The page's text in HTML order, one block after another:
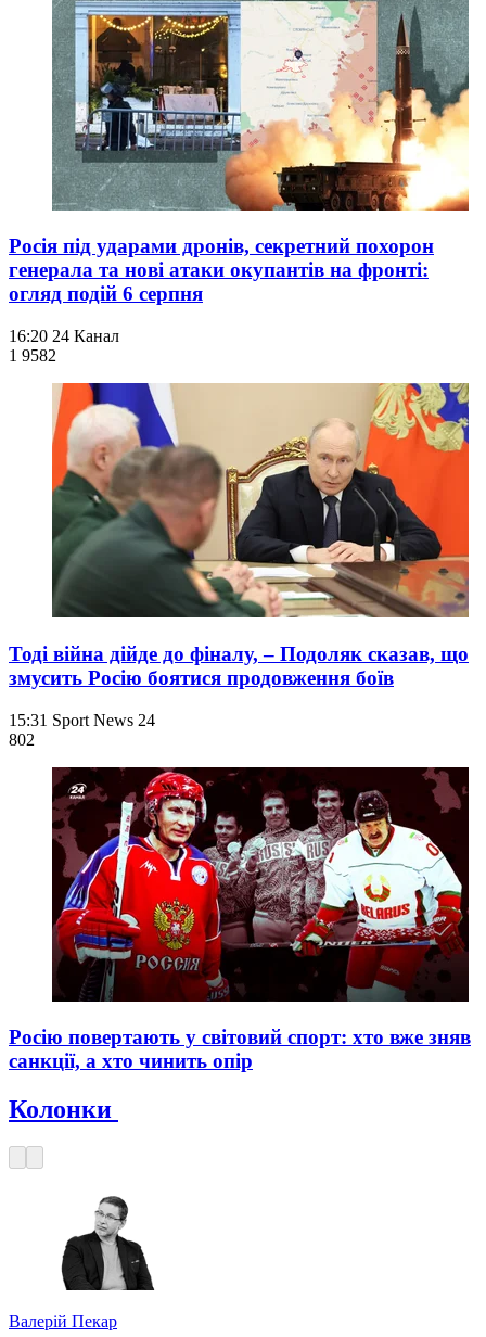
Росія під ударами дронів, секретний похорон
генерала та нові атаки окупантів на фронті:
огляд подій 6 серпня
16:20 24 Канал
1 9582
Тоді війна дійде до фіналу, – Подоляк сказав, що
змусить Росію боятися продовження боїв
15:31 Sport News 24
802
Росію повертають у світовий спорт: хто вже зняв
санкції, а хто чинить опір
Колонки
Валерій Пекар